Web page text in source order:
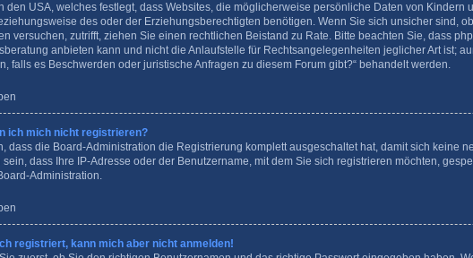
den USA, welches festlegt, dass Websites, die möglicherweise persönliche Daten von Kindern
des oder der Erziehungsberechtigten benötigen. Wenn Sie sich unsicher sind,
versuchen, zutrifft, ziehen Sie einen rechtlichen Beistand zu Rate. Bitte beachten Sie, dass
anbieten kann und nicht die Anlaufstelle für Rechtsangelegenheiten jeglicher Art ist;
falls es Beschwerden oder juristische Anfragen zu diesem Forum gibt?“ behandelt werden.
ich mich nicht registrieren?
dass die Board-Administration die Registrierung komplett ausgeschaltet hat, damit sich keine
sein, dass Ihre IP-Adresse oder der Benutzername, mit dem Sie sich registrieren möchten,
Administration.
registriert, kann mich aber nicht anmelden!